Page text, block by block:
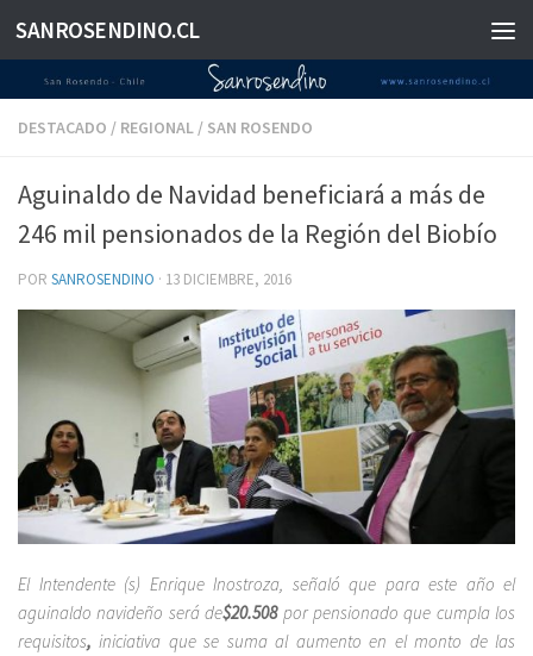
Saltar al contenido
SANROSENDINO.CL
DESTACADO / REGIONAL / SAN ROSENDO
Aguinaldo de Navidad beneficiará a más de
246 mil pensionados de la Región del Biobío
POR SANROSENDINO · 13 DICIEMBRE, 2016
El Intendente (s) Enrique Inostroza, señaló que para este año el
aguinaldo navideño será de$20.508 por pensionado que cumpla los
requisitos, iniciativa que se suma al aumento en el monto de las